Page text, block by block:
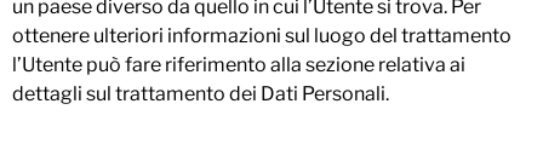
un paese diverso da quello in cui l’Utente si trova. Per
ottenere ulteriori informazioni sul luogo del trattamento
l’Utente può fare riferimento alla sezione relativa ai
dettagli sul trattamento dei Dati Personali.